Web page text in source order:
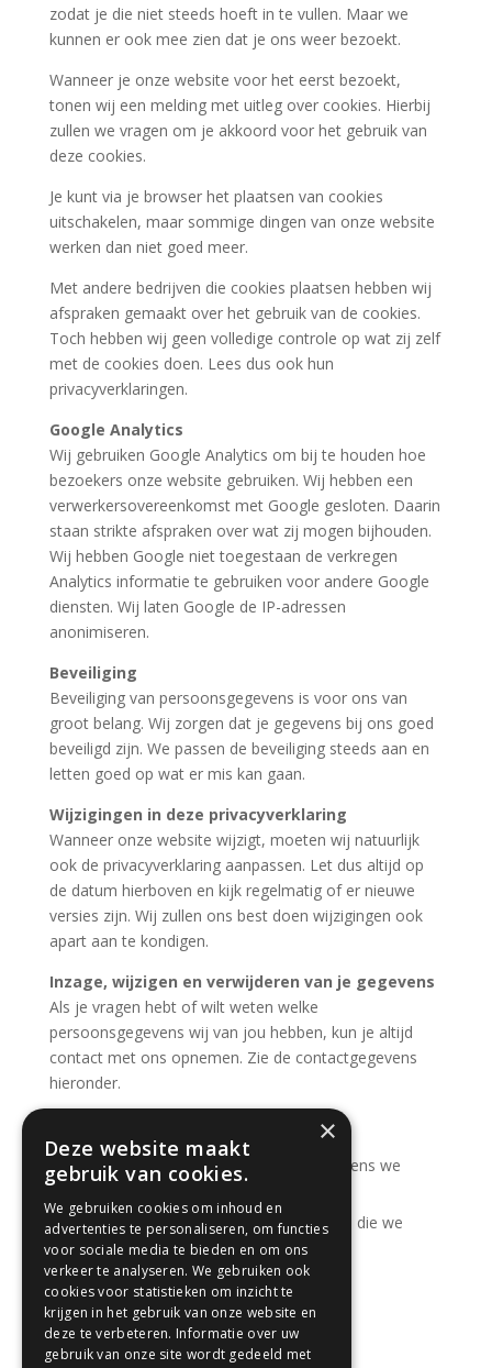
zodat je die niet steeds hoeft in te vullen. Maar we
kunnen er ook mee zien dat je ons weer bezoekt.
Wanneer je onze website voor het eerst bezoekt,
tonen wij een melding met uitleg over cookies. Hierbij
zullen we vragen om je akkoord voor het gebruik van
deze cookies.
Je kunt via je browser het plaatsen van cookies
uitschakelen, maar sommige dingen van onze website
werken dan niet goed meer.
Met andere bedrijven die cookies plaatsen hebben wij
afspraken gemaakt over het gebruik van de cookies.
Toch hebben wij geen volledige controle op wat zij zelf
met de cookies doen. Lees dus ook hun
privacyverklaringen.
Google Analytics
Wij gebruiken Google Analytics om bij te houden hoe
bezoekers onze website gebruiken. Wij hebben een
verwerkersovereenkomst met Google gesloten. Daarin
staan strikte afspraken over wat zij mogen bijhouden.
Wij hebben Google niet toegestaan de verkregen
Analytics informatie te gebruiken voor andere Google
diensten. Wij laten Google de IP-adressen
anonimiseren.
Beveiliging
Beveiliging van persoonsgegevens is voor ons van
groot belang. Wij zorgen dat je gegevens bij ons goed
beveiligd zijn. We passen de beveiliging steeds aan en
letten goed op wat er mis kan gaan.
Wijzigingen in deze privacyverklaring
Wanneer onze website wijzigt, moeten wij natuurlijk
ook de privacyverklaring aanpassen. Let dus altijd op
de datum hierboven en kijk regelmatig of er nieuwe
versies zijn. Wij zullen ons best doen wijzigingen ook
apart aan te kondigen.
Inzage, wijzigen en verwijderen van je gegevens
Als je vragen hebt of wilt weten welke
persoonsgegevens wij van jou hebben, kun je altijd
contact met ons opnemen. Zie de contactgegevens
hieronder.
uitleg krijgen over welke persoonsgegevens we
inzage in de precieze persoonsgegevens die we
hebben
het laten corrigeren van fouten
het laten verwijderen van verouderde
persoonsgegevens
×
Deze website maakt
gebruik van cookies.
We gebruiken cookies om inhoud en
advertenties te personaliseren, om functies
voor sociale media te bieden en om ons
verkeer te analyseren. We gebruiken ook
cookies voor statistieken om inzicht te
krijgen in het gebruik van onze website en
deze te verbeteren. Informatie over uw
gebruik van onze site wordt gedeeld met